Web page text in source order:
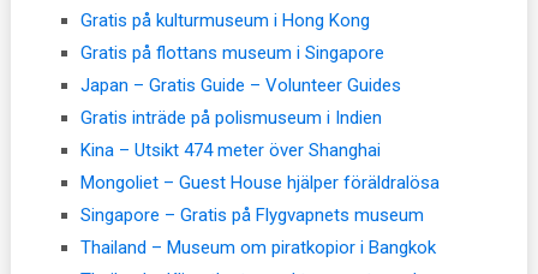
Gratis på kulturmuseum i Hong Kong
Gratis på flottans museum i Singapore
Japan – Gratis Guide – Volunteer Guides
Gratis inträde på polismuseum i Indien
Kina – Utsikt 474 meter över Shanghai
Mongoliet – Guest House hjälper föräldralösa
Singapore – Gratis på Flygvapnets museum
Thailand – Museum om piratkopior i Bangkok